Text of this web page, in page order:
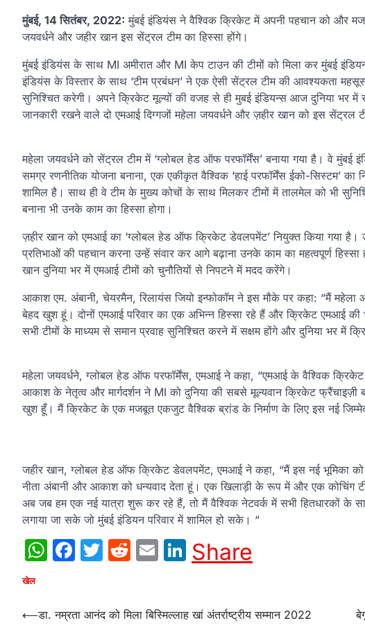
मुंबई, 14 सितंबर, 2022: मुंबई इंडियंस ने वैश्विक क्रिकेट में अपनी पहचान को और
जयवर्धने और जहीर खान इस सेंट्रल टीम का हिस्सा होंगे।
मुंबई इंडियंस के साथ MI अमीरात और MI केप टाउन की टीमों को मिला कर मुंबई
इंडियंस के विस्तार के साथ ‘टीम प्रबंधन’ ने एक ऐसी सेंट्रल टीम की आवश्यकता
सुनिश्चित करेगी। अपने क्रिकेट मूल्यों की वजह से ही मुबई इंडियन्स आज दुनिया भर
जानकारी रखने वाले दो एमआई दिग्गजों महेला जयवर्धने और ज़हीर खान को इस सेंट्रल
महेला जयवर्धने को सेंट्रल टीम में ‘ग्लोबल हेड ऑफ परफॉर्मेंस’ बनाया गया है। वे
समग्र रणनीतिक योजना बनाना, एक एकीकृत वैश्विक ‘हाई परफॉर्मेंस ईको-सिस्टम’ का
शामिल है। साथ ही वे टीम के मुख्य कोचों के साथ मिलकर टीमों में तालमेल को भी
बनाना भी उनके काम का हिस्सा होगा।
ज़हीर खान को एमआई का ‘ग्लोबल हेड ऑफ क्रिकेट डेवलपमेंट’ नियुक्त किया गया है।
प्रतिभाओं की पहचान करना उन्हें संवार कर आगे बढ़ाना उनके काम का महत्वपूर्ण हिस्सा
खान दुनिया भर में एमआई टीमों को चुनौतियों से निपटने में मदद करेंगे।
आकाश एम. अंबानी, चेयरमैन, रिलायंस जियो इन्फोकॉम ने इस मौके पर कहा: “मैं
बेहद खुश हूं। दोनों एमआई परिवार का एक अभिन्न हिस्सा रहे हैं और क्रिकेट एमआई की
सभी टीमों के माध्यम से समान प्रवाह सुनिश्चित करने में सक्षम होंगे और दुनिया भर में
महेला जयवर्धने, ग्लोबल हेड ऑफ परफॉर्मेंस, एमआई ने कहा, “एमआई के वैश्विक
आकाश के नेतृत्व और मार्गदर्शन ने MI को दुनिया की सबसे मूल्यवान क्रिकेट
खुश हूँ। मैं क्रिकेट के एक मजबूत एकजुट वैश्विक ब्रांड के निर्माण के लिए इस नई
जहीर खान, ग्लोबल हेड ऑफ क्रिकेट डेवलपमेंट, एमआई ने कहा, “मैं इस नई भूमिका को
नीता अंबानी और आकाश को धन्यवाद देता हूं। एक खिलाड़ी के रूप में और एक
अब जब हम एक नई यात्रा शुरू कर रहे हैं, तो मैं वैश्विक नेटवर्क में सभी हितधारकों के
लगाया जा सके जो मुंबई इंडियन परिवार में शामिल हो सके। “
WhatsApp
Facebook
Twitter
Reddit
EmailLinkedIn
Share
खेल
Post
⟵डा. नम्रता आनंद को मिला बिस्मिल्लाह खां अंतर्राष्ट्रीय सम्मान 2022